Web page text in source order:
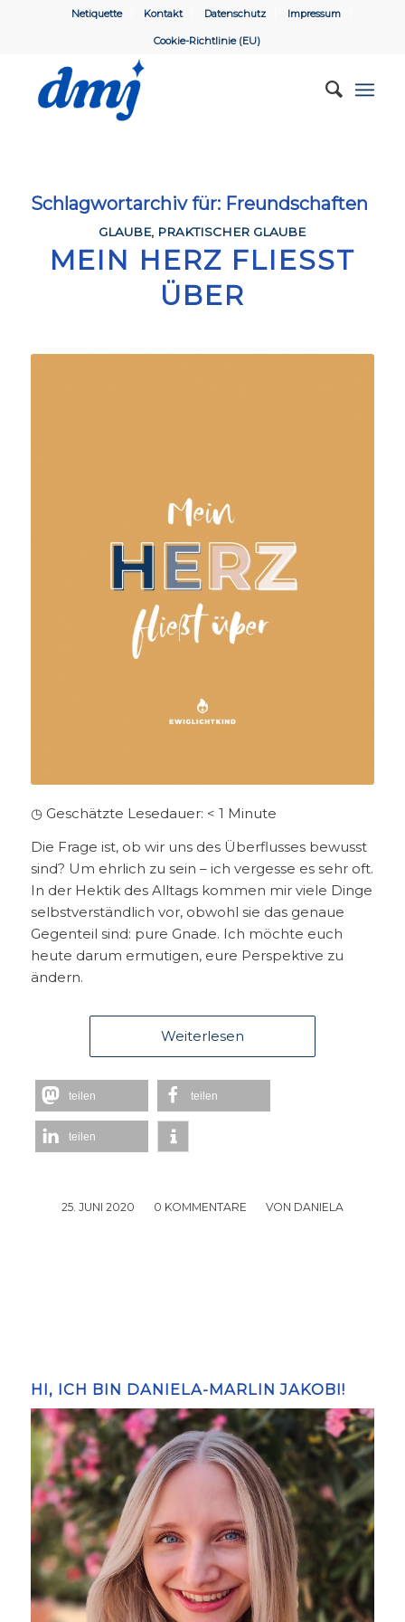
Netiquette Kontakt Datenschutz Impressum
Cookie-Richtlinie (EU)
Schlagwortarchiv für: Freundschaften
GLAUBE, PRAKTISCHER GLAUBE
MEIN HERZ FLIESST Ü
BER
◷ Geschätzte Lesedauer: < 1 Minute
Die Frage ist, ob wir uns des Überflusses bewusst
sind? Um ehrlich zu sein – ich vergesse es sehr oft.
In der Hektik des Alltags kommen mir viele Dinge
selbstverständlich vor, obwohl sie das genaue
Gegenteil sind: pure Gnade. Ich möchte euch
heute darum ermutigen, eure Perspektive zu
ändern.
Weiterlesen
teilen teilen
teilen
25. JUNI 2020
/ 0 KOMMENTARE
/ VON DANIELA
HI, ICH BIN DANIELA-MARLIN JAKOBI!